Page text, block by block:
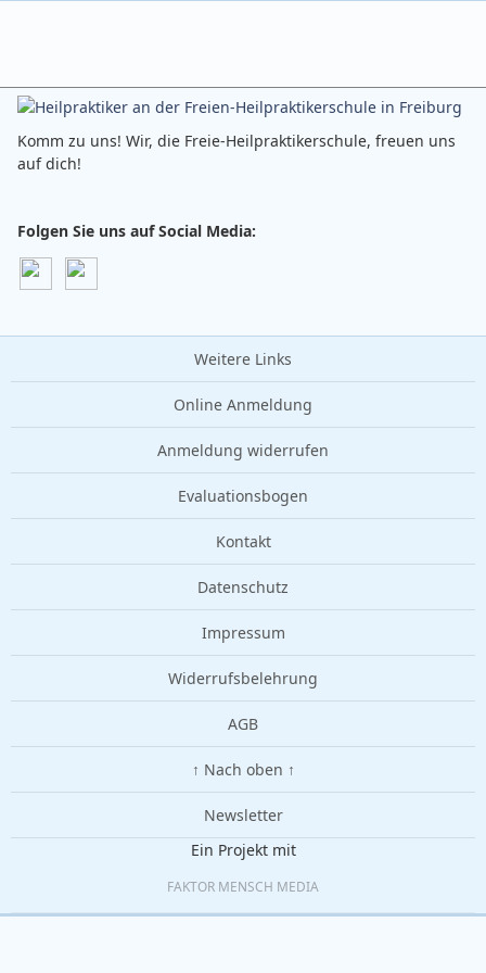
Komm zu uns! Wir, die Freie-Heilpraktikerschule, freuen uns
auf dich!
Folgen Sie uns auf Social Media:
Weitere Links
Online Anmeldung
Anmeldung widerrufen
Evaluationsbogen
Kontakt
Datenschutz
Impressum
Widerrufsbelehrung
AGB
↑ Nach oben ↑
Newsletter
Ein Projekt mit
FAKTOR MENSCH MEDIA